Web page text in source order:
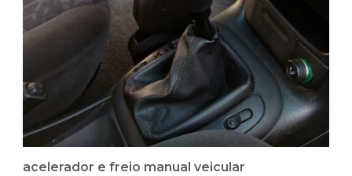
acelerador e freio manual veicular